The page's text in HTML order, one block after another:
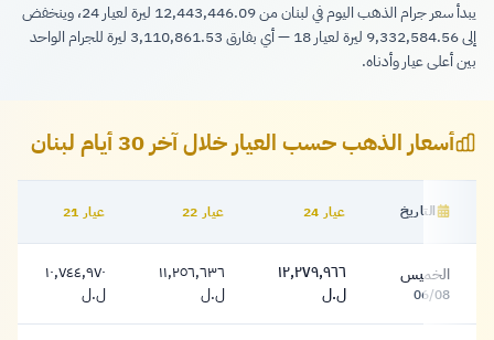
يبدأ سعر جرام الذهب اليوم في لبنان من 12,443,446.09 ليرة لعيار 24، وينخفض
إلى 9,332,584.56 ليرة لعيار 18 — أي بفارق 3,110,861.53 ليرة للجرام الواحد
بين أعلى عيار وأدناه.
أسعار الذهب حسب العيار خلال آخر 30 أيام لبنان
التاريخ عيار 24 عيار 22 عيار 21
الخميس
06/08 ١٢,٢٧٩,٩٦٦ ليرة
١٢,٢٧٩,٩٦٦
ل.ل
١١,٢٥٦,٦٣٦ ليرة
١١,٢٥٦,٦٣٦
ل.ل
١٠,٧٤٤,٩٧٠ ليرة
١٠,٧٤٤,٩٧٠
ل.ل